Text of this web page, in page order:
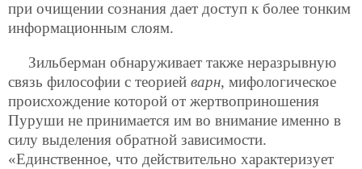
при очищении сознания дает доступ к более тонким
информационным слоям.
Зильберман обнаруживает также неразрывную
связь философии с теорией варн, мифологическое
происхождение которой от жертвоприношения
Пуруши не принимается им во внимание именно в
силу выделения обратной зависимости.
«Единственное, что действительно характеризует